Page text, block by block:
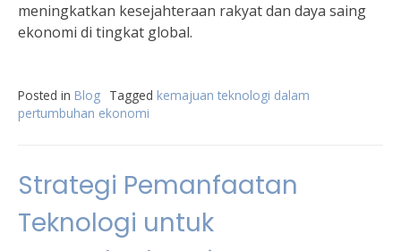
meningkatkan kesejahteraan rakyat dan daya saing
ekonomi di tingkat global.
Posted in Blog Tagged kemajuan teknologi dalam
pertumbuhan ekonomi
Strategi Pemanfaatan
Teknologi untuk